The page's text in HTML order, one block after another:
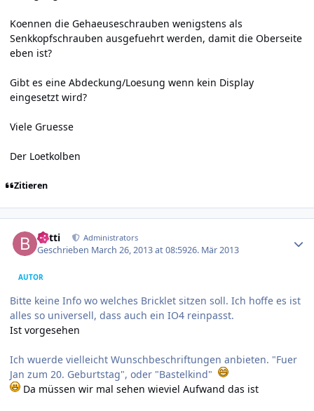
Koennen die Gehaeuseschrauben wenigstens als
Senkkopfschrauben ausgefuehrt werden, damit die Oberseite
eben ist?
Gibt es eine Abdeckung/Loesung wenn kein Display
eingesetzt wird?
Viele Gruesse
Der Loetkolben
Zitieren
batti Administrators
Geschrieben March 26, 2013 at 08:5926. Mär 2013
AUTOR
Bitte keine Info wo welches Bricklet sitzen soll. Ich hoffe es ist
alles so universell, dass auch ein IO4 reinpasst.
Ist vorgesehen
Ich wuerde vielleicht Wunschbeschriftungen anbieten. "Fuer
Jan zum 20. Geburtstag", oder "Bastelkind"
Da müssen wir mal sehen wieviel Aufwand das ist